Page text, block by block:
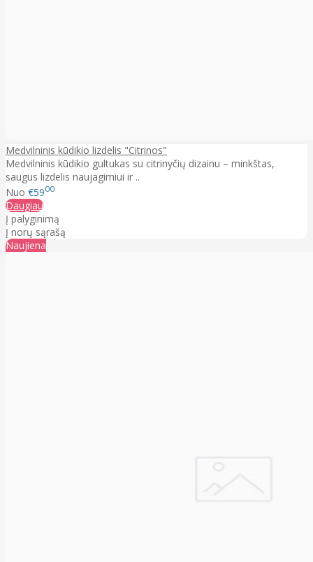
Medvilninis kūdikio lizdelis "Citrinos"
Medvilninis kūdikio gultukas su citrinyčių dizainu – minkštas,
saugus lizdelis naujagimiui ir ..
Nuo €5900
Daugiau
Į palyginimą
Į norų sąrašą
Naujiena